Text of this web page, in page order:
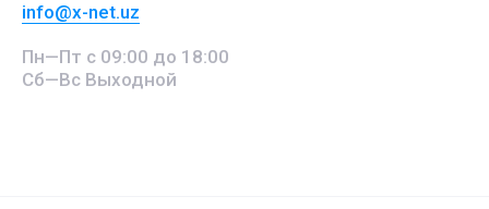
info@x-net.uz
Пн—Пт с 09:00 до 18:00
Сб—Вс Выходной